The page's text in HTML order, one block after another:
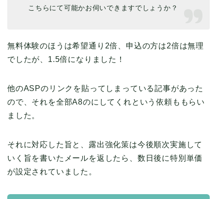
こちらにて可能かお伺いできますでしょうか？
無料体験のほうは希望通り2倍、申込の方は2倍は無理
でしたが、1.5倍になりました！
他のASPのリンクを貼ってしまっている記事があった
ので、それを全部A8のにしてくれという依頼ももらい
ました。
それに対応した旨と、露出強化策は今後順次実施して
いく旨を書いたメールを返したら、数日後に特別単価
が設定されていました。